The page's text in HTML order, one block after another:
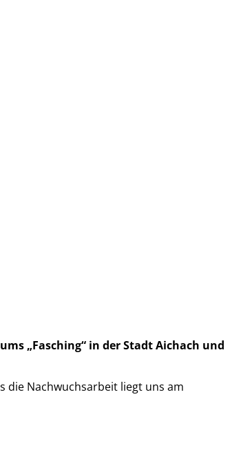
„Fasching“ in der Stadt Aichach und
die Nachwuchsarbeit liegt uns am